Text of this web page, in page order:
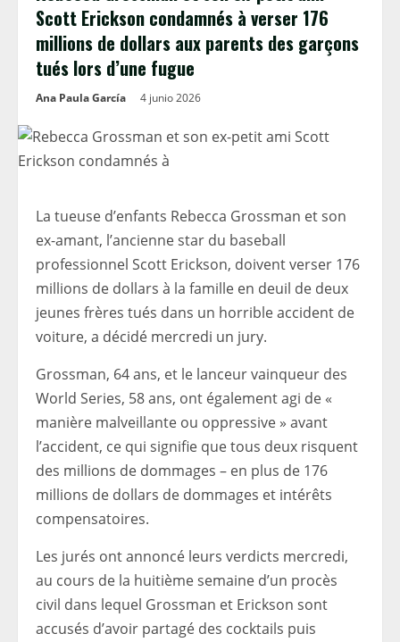
Scott Erickson condamnés à verser 176
millions de dollars aux parents des garçons
tués lors d’une fugue
Ana Paula García 4 junio 2026
La tueuse d’enfants Rebecca Grossman et son
ex-amant, l’ancienne star du baseball
professionnel Scott Erickson, doivent verser 176
millions de dollars à la famille en deuil de deux
jeunes frères tués dans un horrible accident de
voiture, a décidé mercredi un jury.
Grossman, 64 ans, et le lanceur vainqueur des
World Series, 58 ans, ont également agi de «
manière malveillante ou oppressive » avant
l’accident, ce qui signifie que tous deux risquent
des millions de dommages – en plus de 176
millions de dollars de dommages et intérêts
compensatoires.
Les jurés ont annoncé leurs verdicts mercredi,
au cours de la huitième semaine d’un procès
civil dans lequel Grossman et Erickson sont
accusés d’avoir partagé des cocktails puis